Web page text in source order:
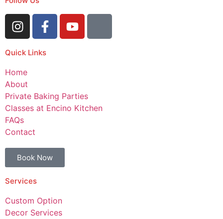
Quick Links
Home
About
Private Baking Parties
Classes at Encino Kitchen
FAQs
Contact
Book Now
Services
Custom Option
Decor Services